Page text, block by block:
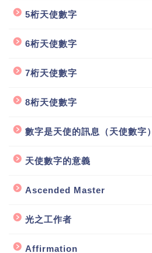
5桁天使數字
6桁天使數字
7桁天使數字
8桁天使數字
數字是天使的訊息（天使數字）
天使數字的意義
Ascended Master
光之工作者
Affirmation